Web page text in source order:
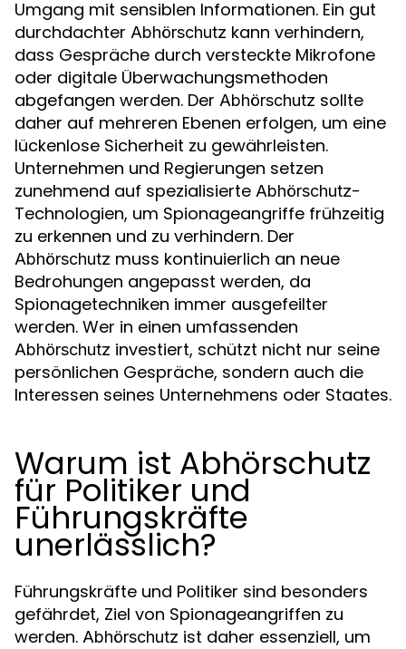
Umgang mit sensiblen Informationen. Ein gut
durchdachter Abhörschutz kann verhindern,
dass Gespräche durch versteckte Mikrofone
oder digitale Überwachungsmethoden
abgefangen werden. Der Abhörschutz sollte
daher auf mehreren Ebenen erfolgen, um eine
lückenlose Sicherheit zu gewährleisten.
Unternehmen und Regierungen setzen
zunehmend auf spezialisierte Abhörschutz-
Technologien, um Spionageangriffe frühzeitig
zu erkennen und zu verhindern. Der
Abhörschutz muss kontinuierlich an neue
Bedrohungen angepasst werden, da
Spionagetechniken immer ausgefeilter
werden. Wer in einen umfassenden
Abhörschutz investiert, schützt nicht nur seine
persönlichen Gespräche, sondern auch die
Interessen seines Unternehmens oder Staates.
Warum ist Abhörschutz
für Politiker und
Führungskräfte
unerlässlich?
Führungskräfte und Politiker sind besonders
gefährdet, Ziel von Spionageangriffen zu
werden. Abhörschutz ist daher essenziell, um